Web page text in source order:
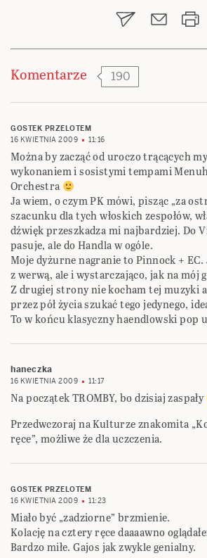
Komentarze 190
GOSTEK PRZELOTEM
16 KWIETNIA 2009
11:16
Można by zacząć od uroczo trącących
wykonaniem i sosistymi tempami
Orchestra
Ja wiem, o czym PK mówi, pisząc „za
szacunku dla tych włoskich zespołów,
dźwięk przeszkadza mi najbardziej. Do
pasuje, ale do Handla w ogóle.
Moje dyżurne nagranie to Pinnock +
z werwą, ale i wystarczająco, jak na mój
Z drugiej strony nie kocham tej muzyki
przez pół życia szukać tego jedynego,
To w końcu klasyczny haendlowski pop
haneczka
16 KWIETNIA 2009 11:17
Na początek TROMBY, bo dzisiaj zaspały
Przedwczoraj na Kulturze znakomita
ręce”, możliwe że dla uczczenia.
GOSTEK PRZELOTEM
16 KWIETNIA 2009
11:23
Miało być „zadziorne” brzmienie.
Kolację na cztery ręce daaaawno
Bardzo miłe. Gajos jak zwykle genialny.